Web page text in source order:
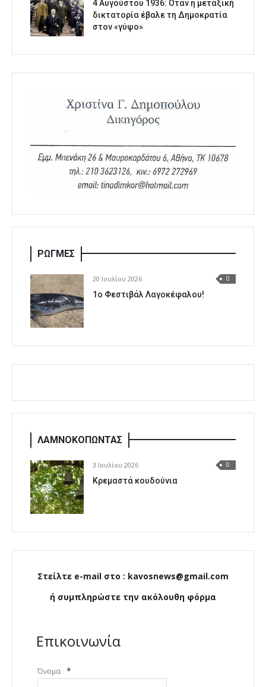
4 Αυγούστου 1936: Όταν η μεταξική
δικτατορία έβαλε τη Δημοκρατία
στον «γύψο»
ΡΩΓΜΕΣ
20 Ιουλίου 2026 0
1o Φεστιβάλ Λαγοκέφαλου!
ΛΑΜΝΟΚΟΠΩΝΤΑΣ
3 Ιουλίου 2026 0
Κρεμαστά κουδούνια
Στείλτε e-mail στο : kavosnews@gmail.com
ή συμπληρώστε την ακόλουθη φόρμα
Επικοινωνία
Όνομα *